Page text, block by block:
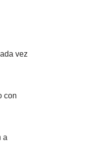
vez
con
a